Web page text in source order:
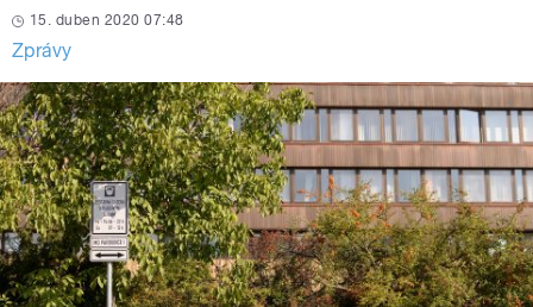
15. duben 2020 07:48
Zprávy